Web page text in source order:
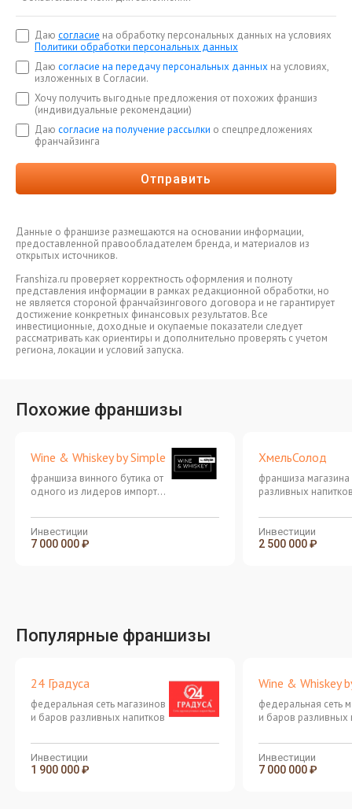
Даю согласие на обработку персональных данных на условиях
Политики обработки персональных данных
Даю согласие на передачу персональных данных на условиях,
изложенных в Согласии.
Хочу получить выгодные предложения от похожих франшиз
(индивидуальные рекомендации)
Даю согласие на получение рассылки о спецпредложениях
франчайзинга
Отправить
Данные о франшизе размещаются на основании информации,
предоставленной правообладателем бренда, и материалов из
открытых источников.
Franshiza.ru проверяет корректность оформления и полноту
представления информации в рамках редакционной обработки, но
не является стороной франчайзингового договора и не гарантирует
достижение конкретных финансовых результатов. Все
инвестиционные, доходные и окупаемые показатели следует
рассматривать как ориентиры и дополнительно проверять с учетом
региона, локации и условий запуска.
Похожие франшизы
Wine & Whiskey by Simple
франшиза винного бутика от
одного из лидеров импорта
Инвестиции
7 000 000 ₽
ХмельСолод
франшиза магазина
разливных
Инвестиции
2 500 000 ₽
Популярные франшизы
24 Градуса
федеральная сеть магазинов
и баров разливных напитков
Инвестиции
1 900 000 ₽
Wine & Whiskey
федеральная сеть
и баров разливных
Инвестиции
7 000 000 ₽